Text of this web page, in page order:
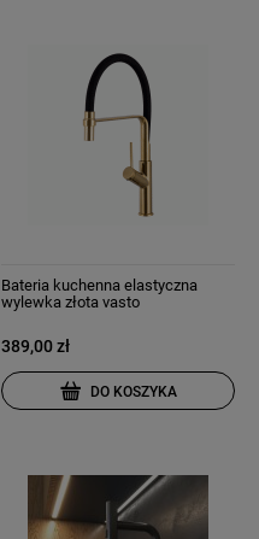
Bateria kuchenna elastyczna
wylewka złota vasto
389,00 zł
DO KOSZYKA